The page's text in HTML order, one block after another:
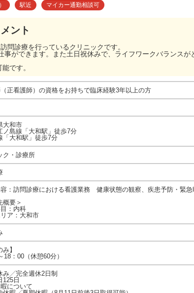
駅近 マイカー通勤相談可
ント
問診療を行っているクリニックです。
ができます。また土日祝休みで、ライフワークバランスが
です。
正看護師）の資格をお持ちで臨床経験3年以上の方
大和市
ノ島線「大和駅」徒歩7分
「大和駅」徒歩7分
ク・診療所
：訪問診療における看護業務 健康状態の観察、疾患予防・緊急
概要＞
：内科
ア：大和市
み】
18：00（休憩60分）
み╱完全週休2日制
125日
について